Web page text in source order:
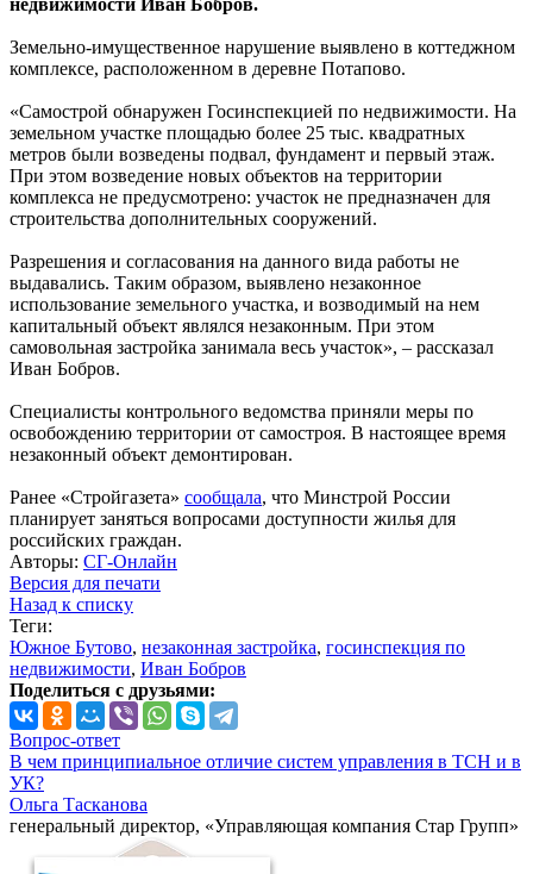
недвижимости Иван Бобров.
Земельно-имущественное нарушение выявлено в коттеджном
комплексе, расположенном в деревне Потапово.
«Самострой обнаружен Госинспекцией по недвижимости. На
земельном участке площадью более 25 тыс. квадратных
метров были возведены подвал, фундамент и первый этаж.
При этом возведение новых объектов на территории
комплекса не предусмотрено: участок не предназначен для
строительства дополнительных сооружений.
Разрешения и согласования на данного вида работы не
выдавались. Таким образом, выявлено незаконное
использование земельного участка, и возводимый на нем
капитальный объект являлся незаконным. При этом
самовольная застройка занимала весь участок», – рассказал
Иван Бобров.
Специалисты контрольного ведомства приняли меры по
освобождению территории от самостроя. В настоящее время
незаконный объект демонтирован.
Ранее «Стройгазета» сообщала, что Минстрой России
планирует заняться вопросами доступности жилья для
российских граждан.
Авторы: СГ-Онлайн
Версия для печати
Назад к списку
Теги:
Южное Бутово, незаконная застройка, госинспекция по
недвижимости, Иван Бобров
Поделиться с друзьями:
Вопрос-ответ
В чем принципиальное отличие систем управления в ТСН и в
УК?
Ольга Тасканова
генеральный директор, «Управляющая компания Стар Групп»